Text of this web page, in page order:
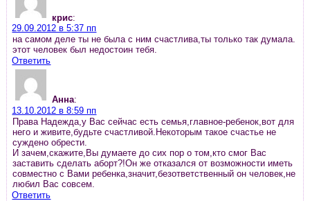
крис:
29.09.2012 в 5:37 пп
на самом деле ты не была с ним счастлива,ты только так думала.
этот человек был недостоин тебя.
Ответить
Анна:
13.10.2012 в 8:59 пп
Права Надежда,у Вас сейчас есть семья,главное-ребенок,вот для
него и живите,будьте счастливой.Некоторым такое счастье не
суждено обрести.
И зачем,скажите,Вы думаете до сих пор о том,кто смог Вас
заставить сделать аборт?!Он же отказался от возможности иметь
совместно с Вами ребенка,значит,безответственный он человек,не
любил Вас совсем.
Ответить